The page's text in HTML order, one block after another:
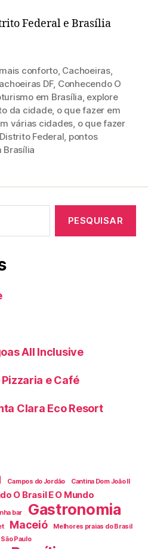
Federal e Brasília
conforto, Cachoeiras,
DF, Conhecendo O
em Brasília explore
da cidade, o que fazer em
várias cidades o que fazer
Federal pontos
Brasília
All Inclusive
e Café
Clara Eco Resort
Campos do Jordão
Cantina Dom João II
O Brasil E O Mundo
bar Gastronomia
Maceió
Melhores praias do Brasil
Paulo